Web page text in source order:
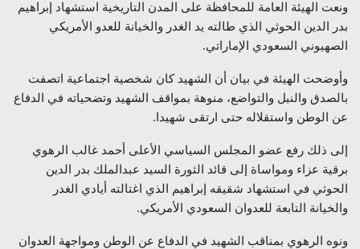
ونعت الهيئة العامة للمحافظة على المدن التاريخية استشهاد إبراهيم
بدر الدين الحوثي الذي طالته يد الغدر والخيانة للعدو الأمريكي
الصهيوني السعودي الإماراتي.
وأوضحت الهيئة في بيان أن الشهيد كان شخصية اجتماعية اتصفت
بالصدق والنبل والتواضع، منوهة بمواقف الشهيد وتضحياته في الدفاع
عن الوطن واستقلاله حتى ارتقى شهيدا.
إلى ذلك رفع عضو المجلس السياسي الأعلى أحمد غالب الرهوي
برقية عزاء ومواساة إلى قائد الثورة السيد عبدالملك بدر الدين
الحوثي في استشهاد شقيقه إبراهيم الذي اغتالته أيادي الغدر
والخيانة التابعة للعدوان السعودي الأمريكي.
ونوه الرهوي بمناقب الشهيد في الدفاع عن الوطن ومواجهة العدوان